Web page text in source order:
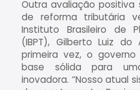
Outra avaliação positiva
de reforma tributária
Instituto Brasileiro de
(IBPT), Gilberto Luiz
primeira vez, o
base sólida para
inovadora. “Nosso atual